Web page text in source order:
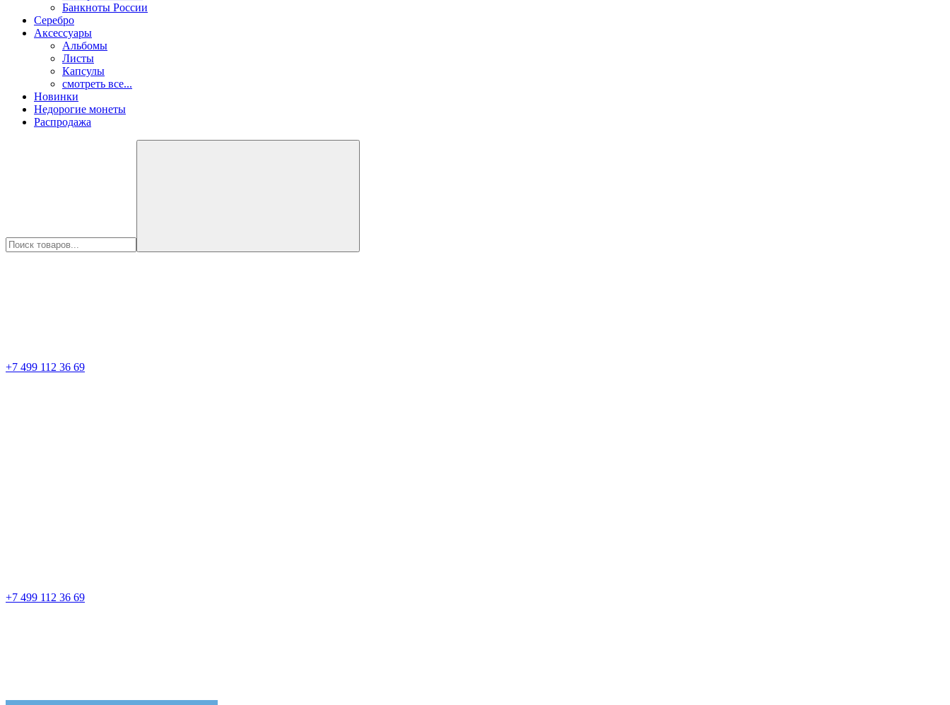
Банкноты России
Серебро
Аксессуары
Альбомы
Листы
Капсулы
смотреть все...
Новинки
Недорогие монеты
Распродажа
+7 499 112 36 69
+7 499 112 36 69